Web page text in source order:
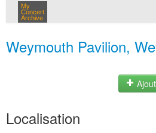
My
Concert
Archive
Weymouth Pavilion,
Localisation